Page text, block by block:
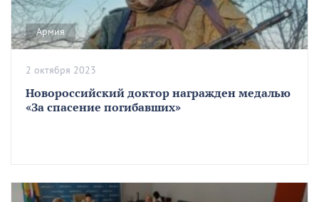
Армия
Новороссийский доктор награжден медалью
«За спасение погибавших»
2 октября 2023